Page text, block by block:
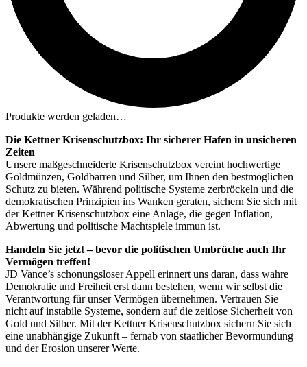
Produkte werden geladen…
Die Kettner Krisenschutzbox: Ihr sicherer Hafen in unsicheren
Zeiten
Unsere maßgeschneiderte Krisenschutzbox vereint hochwertige
Goldmünzen, Goldbarren und Silber, um Ihnen den bestmöglichen
Schutz zu bieten. Während politische Systeme zerbröckeln und die
demokratischen Prinzipien ins Wanken geraten, sichern Sie sich mit
der Kettner Krisenschutzbox eine Anlage, die gegen Inflation,
Abwertung und politische Machtspiele immun ist.
Handeln Sie jetzt – bevor die politischen Umbrüche auch Ihr
Vermögen treffen!
JD Vance’s schonungsloser Appell erinnert uns daran, dass wahre
Demokratie und Freiheit erst dann bestehen, wenn wir selbst die
Verantwortung für unser Vermögen übernehmen. Vertrauen Sie
nicht auf instabile Systeme, sondern auf die zeitlose Sicherheit von
Gold und Silber. Mit der Kettner Krisenschutzbox sichern Sie sich
eine unabhängige Zukunft – fernab von staatlicher Bevormundung
und der Erosion unserer Werte.